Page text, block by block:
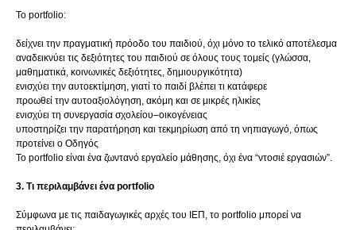
Το portfolio:
δείχνει την πραγματική πρόοδο του παιδιού, όχι μόνο το τελικό αποτέλεσμα
αναδεικνύει τις δεξιότητες του παιδιού σε όλους τους τομείς (γλώσσα,
μαθηματικά, κοινωνικές δεξιότητες, δημιουργικότητα)
ενισχύει την αυτοεκτίμηση, γιατί το παιδί βλέπει τι κατάφερε
προωθεί την αυτοαξιολόγηση, ακόμη και σε μικρές ηλικίες
ενισχύει τη συνεργασία σχολείου–οικογένειας
υποστηρίζει την παρατήρηση και τεκμηρίωση από τη νηπιαγωγό, όπως
προτείνει ο Οδηγός
Το portfolio είναι ένα ζωντανό εργαλείο μάθησης, όχι ένα “ντοσιέ εργασιών”.
3. Τι περιλαμβάνει ένα portfolio
Σύμφωνα με τις παιδαγωγικές αρχές του ΙΕΠ, το portfolio μπορεί να